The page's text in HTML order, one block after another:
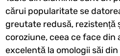
cărui popularitate se
greutate redusă, rezistență
coroziune, ceea ce face
excelentă la omologii săi din